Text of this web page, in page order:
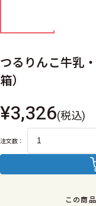
つるりんこ牛乳
箱）
¥3,326(税込)
注文数：
この商